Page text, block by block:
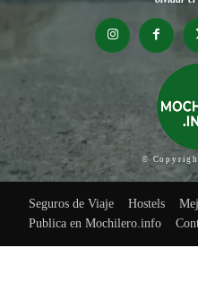
©
Seguros de Viaje Hostels
Publica en Mochilero.info